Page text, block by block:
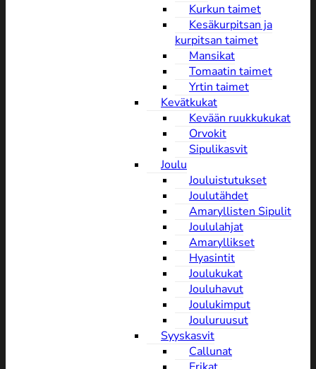
Kurkun taimet
Kesäkurpitsan ja
kurpitsan taimet
Mansikat
Tomaatin taimet
Yrtin taimet
Kevätkukat
Kevään ruukkukukat
Orvokit
Sipulikasvit
Joulu
Jouluistutukset
Joulutähdet
Amaryllisten Sipulit
Joululahjat
Amaryllikset
Hyasintit
Joulukukat
Jouluhavut
Joulukimput
Jouluruusut
Syyskasvit
Callunat